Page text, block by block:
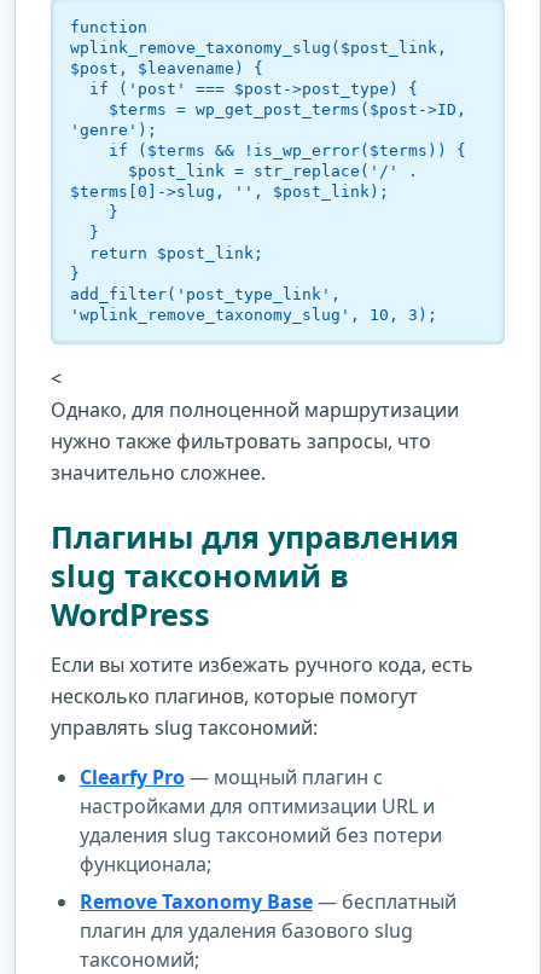
function
wplink_remove_taxonomy_slug($post_link,
$post, $leavename) {
'genre');
$terms[0]->slug, '', $post_link);
}
add_filter('post_type_link',
'wplink_remove_taxonomy_slug', 10, 3);
<
Однако, для полноценной маршрутизации
нужно также фильтровать запросы, что
значительно сложнее.
Плагины для управления
slug таксономий в
WordPress
Если вы хотите избежать ручного кода, есть
несколько плагинов, которые помогут
управлять slug таксономий:
Clearfy Pro— мощный плагин с
настройками для оптимизации URL и
удаления slug таксономий без потери
функционала;
Remove Taxonomy Base— бесплатный
плагин для удаления базового slug
таксономий;